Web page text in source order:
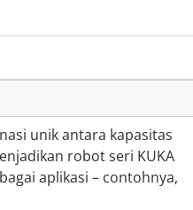
unik antara kapasitas
robot seri KUKA
aplikasi – contohnya,